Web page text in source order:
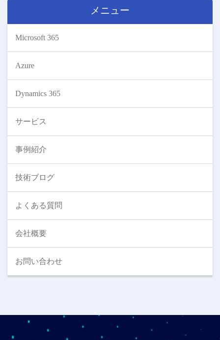
メニュー
Microsoft 365
Azure
Dynamics 365
サービス
事例紹介
技術ブログ
よくある質問
会社概要
お問い合わせ